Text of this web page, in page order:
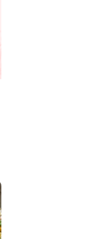
בולגרית מעודנת מ
קריספיים ממכרים
לחם מחבת